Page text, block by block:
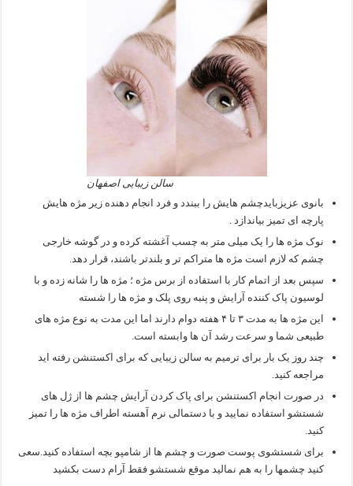
سالن زیبایی اصفهان
بانوی عزیزبایدچشم هایش را ببندد و فرد انجام دهنده زیر مژه هایش
پارچه ای تمیز بیاندازد .
نوک مژه ها را یک میلی متر به چسب آغشته کرده و در گوشه خارجی
چشم که لازم است مژه ها متراکم تر و بلندتر باشند، قرار دهد.
سپس بعد از اتمام کار با استفاده از برس مژه ؛ مژه ها را شانه زده و با
لوسیون پاک کننده آرایش و پنبه روی پلک و مژه ها را شسته
این مژه ها به مدت ۳ تا ۴ هفته دوام دارند اما این مدت به نوع مژه های
طبیعی شما و سرعت رشد آن ها وابسته است.
چند روز یک بار برای ترمیم به سالن زیبایی که برای اکستنشن رفته اید
مراجعه کنید.
در صورت انجام اکستنشن برای پاک کردن آرایش چشم ها از ژل های
شستشو استفاده نمایید و با دستمالی نرم آهسته اطراف مژه ها را تمیز
کنید.
برای شستشوی پوست صورت و چشم ها از شامپو بچه استفاده کنید.سعی
کنید چشمها را به هم نمالید موقع شستشو فقط آرام دست بکشید